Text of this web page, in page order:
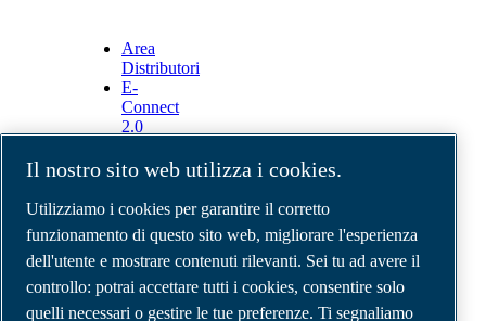
Area
Distributori
E-
Connect
2.0
Portal
Media
Gallery
©2026 Compressori d'aria ABAC
Note legali e privacy
Modulo resi
Il nostro sito web utilizza i cookies.
Utilizziamo i cookies per garantire il corretto
funzionamento di questo sito web, migliorare l'esperienza
dell'utente e mostrare contenuti rilevanti. Sei tu ad avere il
controllo: potrai accettare tutti i cookies, consentire solo
quelli necessari o gestire le tue preferenze. Ti segnaliamo